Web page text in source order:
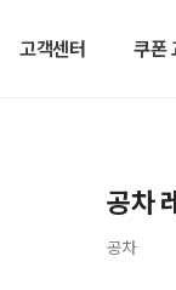
고객센터 쿠폰
공차
공차